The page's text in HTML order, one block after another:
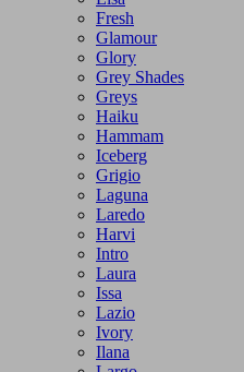
Fresh
Glamour
Glory
Grey Shades
Greys
Haiku
Hammam
Iceberg
Grigio
Laguna
Laredo
Harvi
Intro
Laura
Issa
Lazio
Ivory
Ilana